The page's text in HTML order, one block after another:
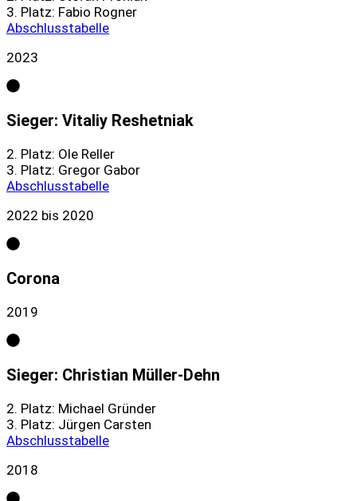
3. Platz: Fabio Rogner
Abschlusstabelle
2023
Sieger: Vitaliy Reshetniak
2. Platz: Ole Reller
3. Platz: Gregor Gabor
Abschlusstabelle
2022 bis 2020
Corona
2019
Sieger: Christian Müller-Dehn
2. Platz: Michael Gründer
3. Platz: Jürgen Carsten
Abschlusstabelle
2018